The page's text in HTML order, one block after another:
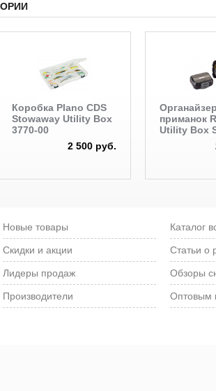
Коробка Plano CDS
Stowaway Utility Box
3770-00
2 500 руб.
приманок
Utility Box
Новые товары
Скидки и акции
Лидеры продаж
Производители
Каталог
Статьи о
Обзоры
Оптовым